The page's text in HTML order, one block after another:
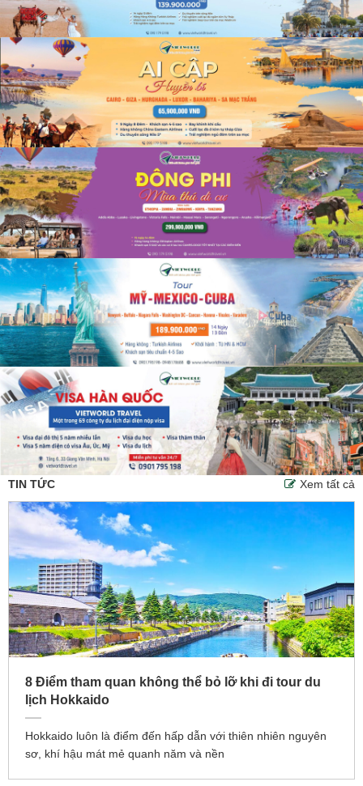
TIN TỨC Xem tất cả
8 Điểm tham quan không thể bỏ lỡ khi đi tour du
lịch Hokkaido
Hokkaido luôn là điểm đến hấp dẫn với thiên nhiên nguyên
sơ, khí hậu mát mẻ quanh năm và nền